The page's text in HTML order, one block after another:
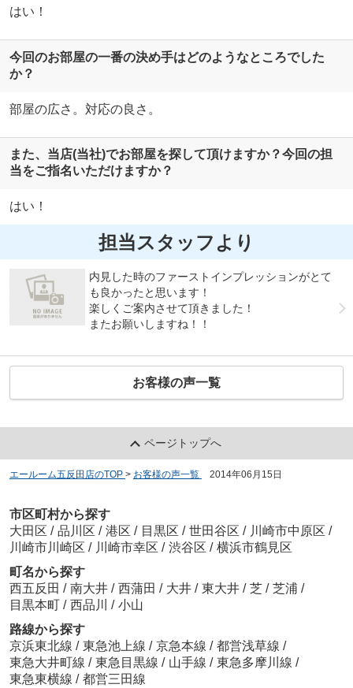
はい！
今回のお部屋の一番の決め手はどのようなところでした
か？
部屋の広さ。対応の良さ。
また、当店(当社)でお部屋を探して頂けますか？今回の担
当をご指名いただけますか？
はい！
担当スタッフより
内見した時のファーストインプレッションがとて
も良かったと思います！
楽しくご案内させて頂きました！
またお願いしますね！！
お客様の声一覧
ページトップへ
エールーム五反田店のTOP > お客様の声一覧 2014年06月15日
市区町村から探す
大田区 / 品川区 / 港区 / 目黒区 / 世田谷区 / 川崎市中原区 /
川崎市川崎区 / 川崎市幸区 / 渋谷区 / 横浜市鶴見区
町名から探す
西五反田 / 南大井 / 西蒲田 / 大井 / 東大井 / 芝 / 芝浦 /
目黒本町 / 西品川 / 小山
路線から探す
京浜東北線 / 東急池上線 / 京急本線 / 都営浅草線 /
東急大井町線 / 東急目黒線 / 山手線 / 東急多摩川線 /
東急東横線 / 都営三田線